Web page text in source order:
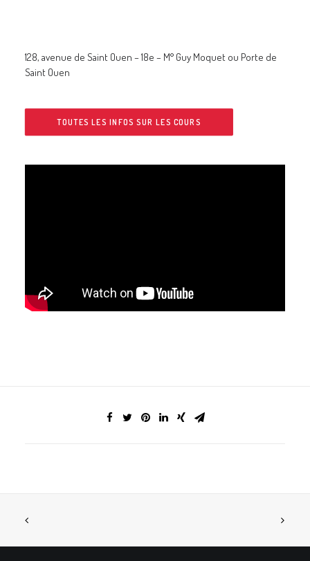
128, avenue de Saint Ouen – 18e – M° Guy Moquet ou Porte de
Saint Ouen
TOUTES LES INFOS SUR LES COURS